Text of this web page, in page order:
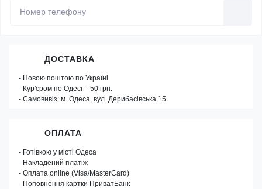
ДОСТАВКА
- Новою поштою по Україні
- Кур'єром по Одесі – 50 грн.
- Самовивіз: м. Одеса, вул. Дерибасівська 15
ОПЛАТА
- Готівкою у місті Одеса
- Накладений платіж
- Оплата online (Visa/MasterCard)
- Поповнення картки ПриватБанк